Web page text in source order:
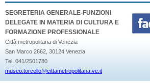
SEGRETERIA GENERALE-FUNZIONI
DELEGATE IN MATERIA DI CULTURA E
FORMAZIONE PROFESSIONALE
Città metropolitana di Venezia
San Marco 2662, 30124 Venezia
Tel. 041/2501780
museo.torcello@cittametropolitana.ve.it